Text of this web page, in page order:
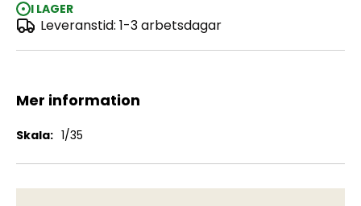
I LAGER
Leveranstid: 1-3 arbetsdagar
Mer information
Mer
1/35